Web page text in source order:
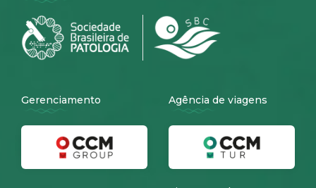
Gerenciamento Agência de viagens